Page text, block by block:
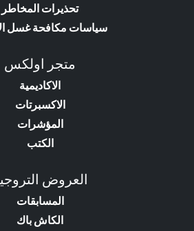
تحذيرات المخاطر
سياسات مكافحة غسل
متجر اولكس
الاكاديمية
الاكسبرتات
المؤشرات
الكتب
العروض
المسابقات
الكاش باك